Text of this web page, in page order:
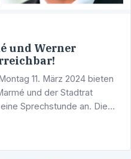
und Werner
11. März 2024 bieten
und der Stadtrat
Sprechstunde an. Diese